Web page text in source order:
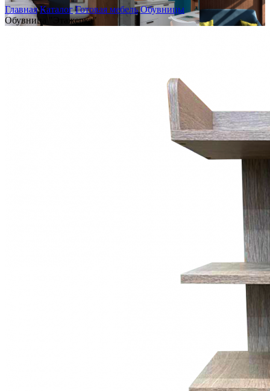
Главная Каталог Готовая мебель Обувницы
Обувница "Этажерка"